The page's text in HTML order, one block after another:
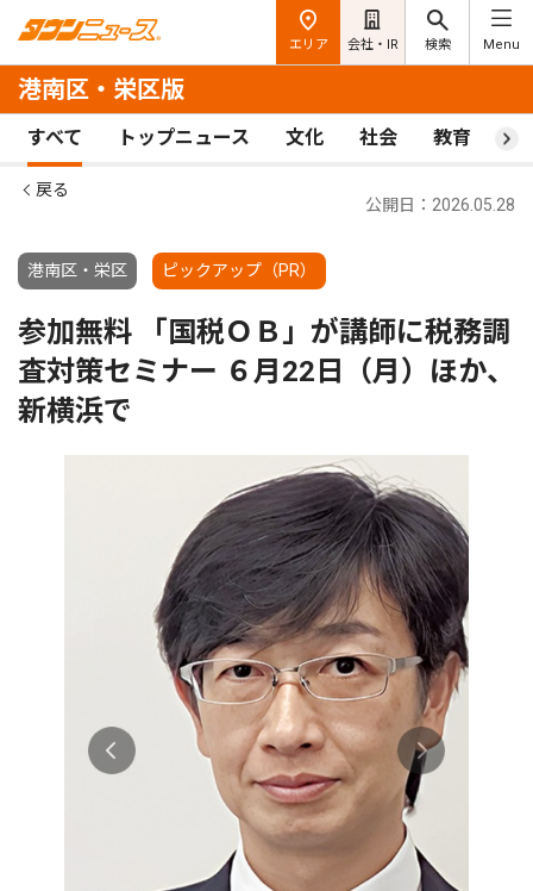
エリア 会社・IR 検索 Menu
港南区・栄区版
すべて トップニュース 文化 社会 教育 ス
戻る
港南区・栄区 ピックアップ（PR）
公開日：2026.05.28
参加無料 「国税ＯＢ」が講師に税務調
査対策セミナー ６月22日（月）ほか、
新横浜で